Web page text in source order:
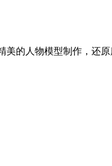
美的人物模型制作，还